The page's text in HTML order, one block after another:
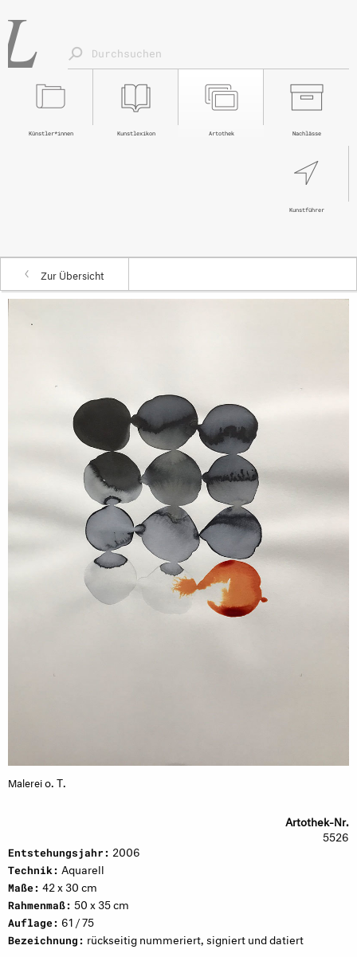
Nachlässe
Artothek
Kunstlexikon
Künstler*innen
Kunstführer
Zur Übersicht
Malereio. T.
Artothek-Nr.
5526
Entstehungsjahr: 2006
Technik: Aquarell
Maße: 42 x 30 cm
Rahmenmaß: 50 x 35 cm
Auflage: 61 / 75
Bezeichnung: rückseitig nummeriert, signiert und datiert